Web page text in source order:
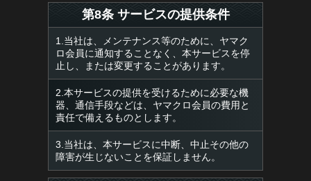
第8条 サービスの提供条件
1.当社は、メンテナンス等のために、ヤマク
ロ会員に通知することなく、本サービスを停
止し、または変更することがあります。
2.本サービスの提供を受けるために必要な機
器、通信手段などは、ヤマクロ会員の費用と
責任で備えるものとします。
3.当社は、本サービスに中断、中止その他の
障害が生じないことを保証しません。